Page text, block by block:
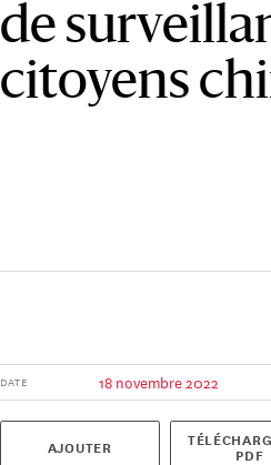
de
citoyens
DATE 18 novembre 2022
AJOUTER PDF